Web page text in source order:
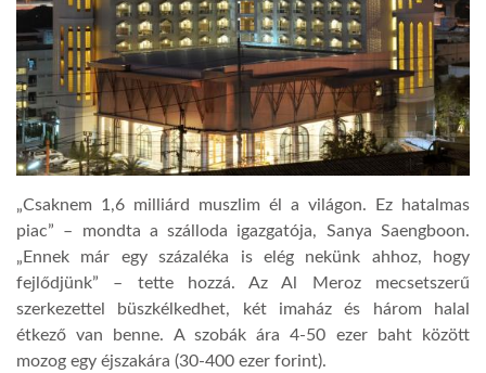
GLOBOBOOK
„Csaknem 1,6 milliárd muszlim él a világon. Ez hatalmas
piac” – mondta a szálloda igazgatója, Sanya Saengboon.
„Ennek már egy százaléka is elég nekünk ahhoz, hogy
fejlődjünk” – tette hozzá. Az Al Meroz mecsetszerű
szerkezettel büszkélkedhet, két imaház és három halal
étkező van benne. A szobák ára 4-50 ezer baht között
mozog egy éjszakára (30-400 ezer forint).